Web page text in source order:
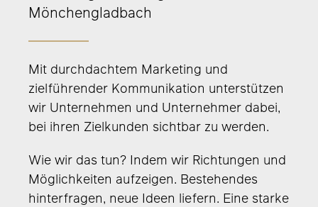
Mönchengladbach
Mit durchdachtem Marketing und
zielführender Kommunikation unterstützen
wir Unternehmen und Unternehmer dabei,
bei ihren Zielkunden sichtbar zu werden.
Wie wir das tun? Indem wir Richtungen und
Möglichkeiten aufzeigen. Bestehendes
hinterfragen, neue Ideen liefern. Eine starke